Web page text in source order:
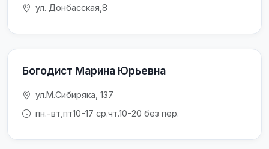
ул. Донбасская,8
Богодист Марина Юрьевна
ул.М.Сибиряка, 137
пн.-вт,пт10-17 ср.чт.10-20 без пер.